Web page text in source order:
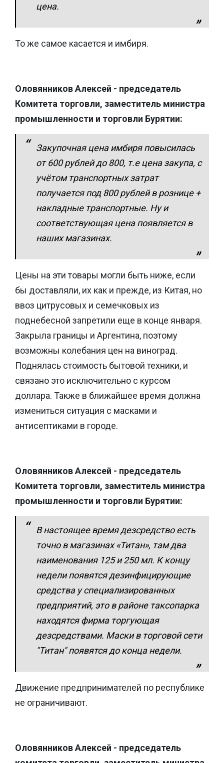
цена.
То же самое касается и имбиря.
Оловянников Алексей - председатель
Комитета торговли, заместитель министра
промышленности и торговли Бурятии:
Закупочная цена имбиря повысилась
от 600 рублей до 800, т.е цена закупа, с
учётом транспортных затрат
получается под 800 рублей в рознице +
накладные транспортные. Ну и
соответствующая цена появляется в
наших магазинах.
Цены на эти товары могли быть ниже, если
бы доставляли, их как и прежде, из Китая, но
ввоз цитрусовых и семечковых из
поднебесной запретили еще в конце января.
Закрыла границы и Аргентина, поэтому
возможны колебания цен на виноград.
Поднялась стоимость бытовой техники, и
связано это исключительно с курсом
доллара. Также в ближайшее время должна
измениться ситуация с масками и
антисептиками в городе.
Оловянников Алексей - председатель
Комитета торговли, заместитель министра
промышленности и торговли Бурятии:
В настоящее время дезсредство есть
точно в магазинах «Титан», там два
наименования 125 и 250 мл. К концу
недели появятся дезинфицирующие
средства у специализированных
предприятий, это в районе таксопарка
находятся фирма торгующая
дезсредствами. Маски в торговой сети
"Титан" появятся до конца недели.
Движение предпринимателей по республике
не ограничивают.
Оловянников Алексей - председатель